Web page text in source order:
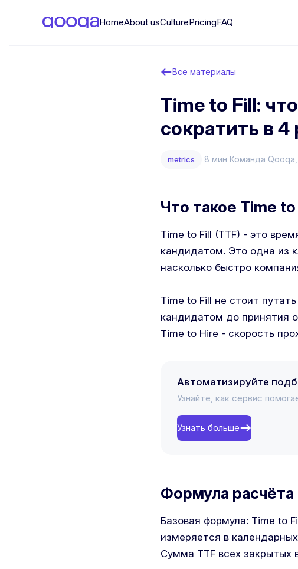
HomeAbout usCulturePricingFAQ
Все материалы
Time to Fill:
сократить в 4
metrics 8 мин Команда Qooqa
Что такое Time to
Time to Fill (TTF) - это
кандидатом. Это одна из
насколько быстро
Time to Fill не стоит
кандидатом до принятия
Time to Hire - скорость
Автоматизируйте
Узнайте, как сервис
Узнать больше
Формула расчёта
Базовая формула: Time to
измеряется в
Сумма TTF всех закрытых